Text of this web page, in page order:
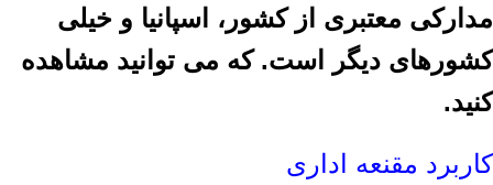
مدارکی معتبری از کشور، اسپانیا و خیلی
کشورهای دیگر است. که می توانید مشاهده
کنید.
کاربرد مقنعه اداری